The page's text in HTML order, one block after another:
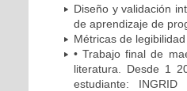
Diseño y validación
de aprendizaje de
Métricas de
• Trabajo final de
literatura. Desde 1
estudiante: INGRID